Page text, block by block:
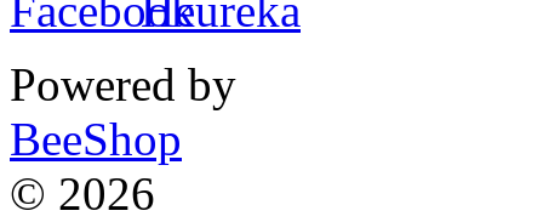
Powered by
BeeShop
© 2026